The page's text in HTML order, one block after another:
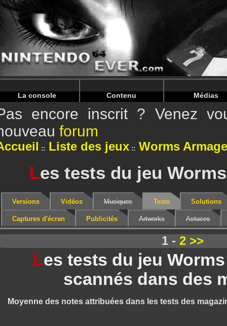
Warning: Undefined array key "HTTP_REFERER" in /
Warning: Undefined array key "HTTP_REFERER" in /
La console Contenu Médias
encore inscrit ? Venez
forum
Liste des jeux Worms
Les tests du jeu
Versions Vidéos Musiques Tests Solutions
Captures d'écran Publicités Artworks Astuces
1 - 2>>
Les tests du jeu
scannés dans des
Moyenne des notes attribuées dans les tests des